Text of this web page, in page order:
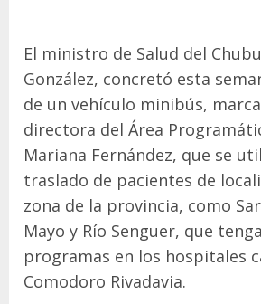
El ministro de Salud del
González, concretó esta
de un vehículo minibús,
directora del Área
Mariana Fernández, que se
traslado de pacientes de
zona de la provincia, como
Mayo y Río Senguer, que
programas en los hospitales
Comodoro Rivadavia.